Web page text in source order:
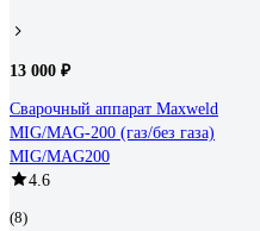
13 000 ₽
Сварочный аппарат Maxweld
MIG/MAG-200 (газ/без газа)
MIG/MAG200
4.6
(8)